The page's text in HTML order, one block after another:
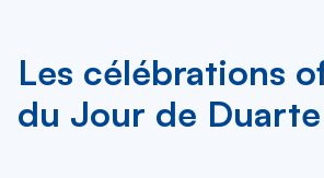
Les célébrations
du Jour de Duarte